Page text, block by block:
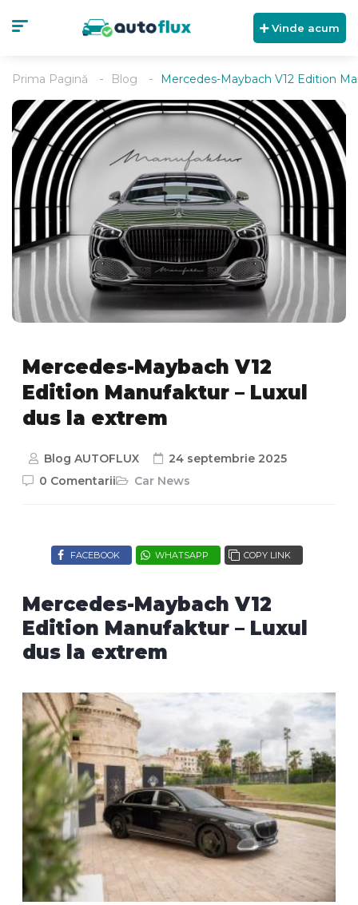
Vinde acum
Prima Pagină Blog Mercedes-Maybach V12 Edition
Mercedes-Maybach V12
Edition Manufaktur – Luxul
dus la extrem
Blog AUTOFLUX
24 septembrie 2025
0 Comentarii
Car News
FACEBOOK WHATSAPP COPY LINK
Mercedes-Maybach V12
Edition Manufaktur – Luxul
dus la extrem